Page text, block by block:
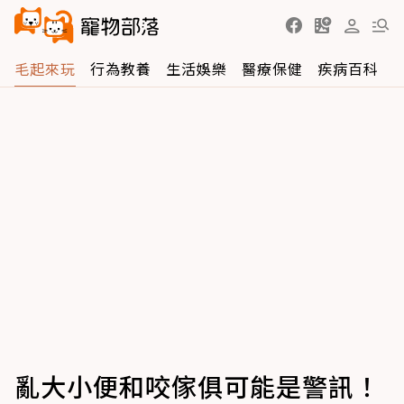
毛起來玩 行為教養 生活娛樂 醫療保健 疾病百科
亂大小便和咬傢俱可能是警訊！